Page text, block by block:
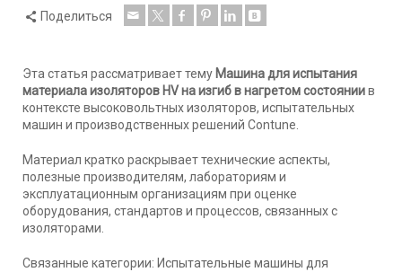
Поделиться
Эта статья рассматривает тему Машина для испытания
материала изоляторов HV на изгиб в нагретом состояниив
контексте высоковольтных изоляторов, испытательных
машин и производственных решений Contune.
Материал кратко раскрывает технические аспекты,
полезные производителям, лабораториям и
эксплуатационным организациям при оценке
оборудования, стандартов и процессов, связанных с
изоляторами.
Связанные категории: Испытательные машины для